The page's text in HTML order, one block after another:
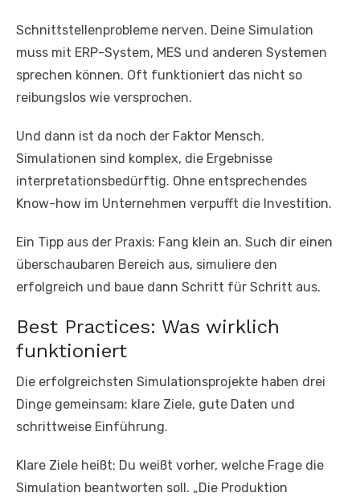
Schnittstellenprobleme nerven. Deine Simulation
muss mit ERP-System, MES und anderen Systemen
sprechen können. Oft funktioniert das nicht so
reibungslos wie versprochen.
Und dann ist da noch der Faktor Mensch.
Simulationen sind komplex, die Ergebnisse
interpretationsbedürftig. Ohne entsprechendes
Know-how im Unternehmen verpufft die Investition.
Ein Tipp aus der Praxis: Fang klein an. Such dir einen
überschaubaren Bereich aus, simuliere den
erfolgreich und baue dann Schritt für Schritt aus.
Best Practices: Was wirklich
funktioniert
Die erfolgreichsten Simulationsprojekte haben drei
Dinge gemeinsam: klare Ziele, gute Daten und
schrittweise Einführung.
Klare Ziele heißt: Du weißt vorher, welche Frage die
Simulation beantworten soll. „Die Produktion